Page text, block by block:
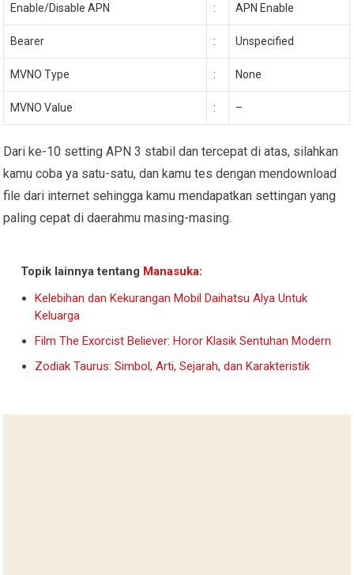
Enable/Disable APN : APN Enable
Bearer : Unspecified
MVNO Type : None
MVNO Value : –
Dari ke-10 setting APN 3 stabil dan tercepat di atas, silahkan
kamu coba ya satu-satu, dan kamu tes dengan mendownload
file dari internet sehingga kamu mendapatkan settingan yang
paling cepat di daerahmu masing-masing.
Topik lainnya tentang Manasuka:
Kelebihan dan Kekurangan Mobil Daihatsu Alya Untuk
Keluarga
Film The Exorcist Believer: Horor Klasik Sentuhan Modern
Zodiak Taurus: Simbol, Arti, Sejarah, dan Karakteristik